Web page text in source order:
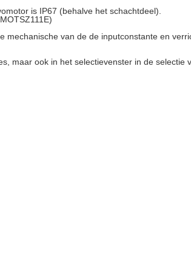
is IP67 (behalve het schachtdeel).
mechanische van de de inputconstante en
maar ook in het selectievenster in de selectie